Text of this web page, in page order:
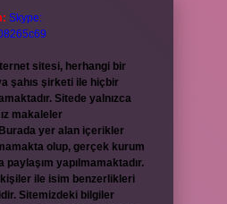
Skype:
sitesi, herhangi bir
şahıs şirketi ile hiçbir
Sitede yalnızca
makaleler
yer alan içerikler
olup, gerçek kurum
paylaşım yapılmamaktadır.
ile isim benzerlikleri
Sitemizdeki bilgiler